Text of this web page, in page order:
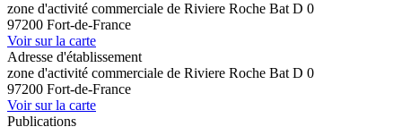
zone d'activité commerciale de Riviere Roche Bat D 0
97200 Fort-de-France
Voir sur la carte
Adresse d'établissement
zone d'activité commerciale de Riviere Roche Bat D 0
97200 Fort-de-France
Voir sur la carte
Publications